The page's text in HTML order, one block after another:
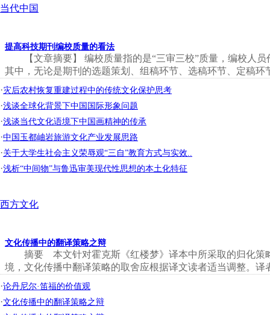
当代中国
提高科技期刊编校质量的看法
【文章摘要】 编校质量指的是“三审三校”质量，编校人
其中，无论是期刊的选题策划、组稿环节、选稿环节、定稿环
·灾后农村恢复重建过程中的传统文化保护思考
·浅谈全球化背景下中国国际形象问题
·浅谈当代文化语境下中国画精神的传承
·中国玉都岫岩旅游文化产业发展思路
·关于大学生社会主义荣辱观“三自”教育方式与实效..
·浅析“中间物”与鲁迅审美现代性思想的本土化特征
西方文化
文化传播中的翻译策略之辩
摘要 本文针对霍克斯《红楼梦》译本中所采取的归化策
境，文化传播中翻译策略的取舍应根据译文读者适当调整。译
·论丹尼尔·笛福的价值观
·文化传播中的翻译策略之辩